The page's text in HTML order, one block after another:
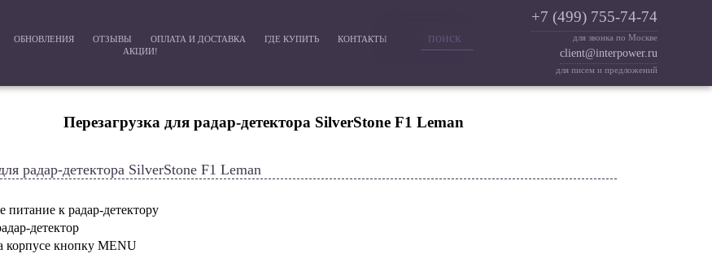
ОБНОВЛЕНИЯ ОТЗЫВЫ ОПЛАТА И ДОСТАВКА ГДЕ КУПИТЬ
КОНТАКТЫ
АКЦИИ!
+7 (499) 755-74-74
для звонка по Москве
client@interpower.ru
для писем и предложений
Перезагрузка для радар-детектора SilverStone F1 Leman
радар-детектора SilverStone F1 Leman
питание к радар-детектору
детектор
корпусе кнопку MENU